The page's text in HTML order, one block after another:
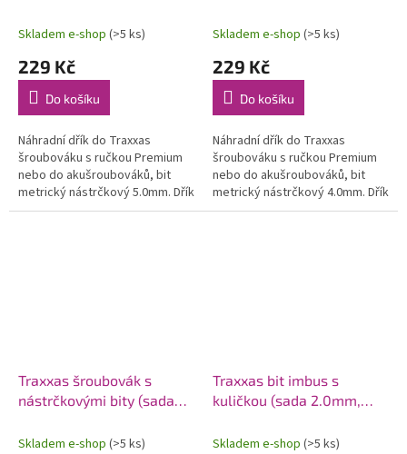
Skladem e-shop (>5 ks)
229 Kč
Do košíku
Náhradní dřík do Traxxas
šroubováku s ručkou Premium
nebo do akušroubováků, bit
metrický nástrčkový 5.0mm. Dřík
je vyroben z kvalitní HSS oceli.
Skladem e-shop (>5 ks)
229 Kč
Do košíku
Náhradní dřík do Traxxas
šroubováku s ručkou Premium
nebo do akušroubováků, bit
metrický nástrčkový 4.0mm. Dřík
je vyroben z kvalitní HSS oceli.
Traxxas šroubovák s
nástrčkovými bity (sada
Skladem e-shop (>5 ks)
Traxxas bit imbus s
kuličkou (sada 2.0mm,
Skladem e-shop (>5 ks)